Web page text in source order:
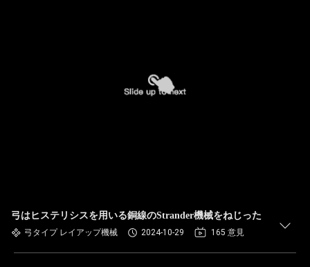
弓はヒステリシスを用いる銅線のStrander機械をねじった
弓タイプ レイアップ機械 2024-10-29 165 意見